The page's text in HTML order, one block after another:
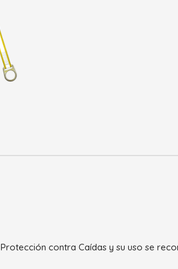
contra Caídas y su uso se